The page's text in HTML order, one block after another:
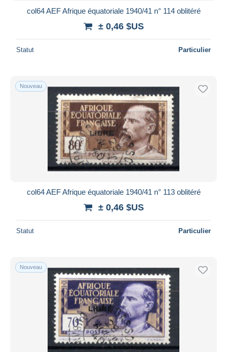
col64 AEF Afrique équatoriale 1940/41 n° 114 oblitéré
± 0,46 $US
Statut Particulier
Nouveau
col64 AEF Afrique équatoriale 1940/41 n° 113 oblitéré
± 0,46 $US
Statut Particulier
Nouveau